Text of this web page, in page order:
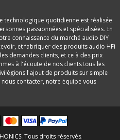
technologique quotidienne est réalisée
passionnées et spécialisées. En
connaissance du marché audio DIY
et fabriquer des produits audio HFi
demandes clients, et ce à des prix
à l'écoute de nos clients tous les
l'ajout de produits sur simple
contacter, notre équipe vous
Tous droits réservés.